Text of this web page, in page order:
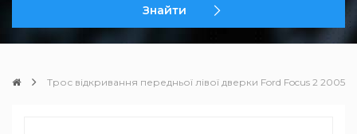
Знайти
Трос відкривання передньої лівої дверки Ford Focus 2 2005-